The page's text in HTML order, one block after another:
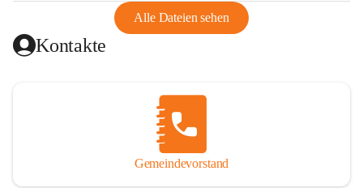
Alle Dateien sehen
Kontakte
Gemeindevorstand